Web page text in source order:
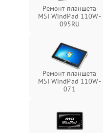
Ремонт планшета
MSI WindPad 110W-
095RU
Ремонт планшета
MSI WindPad 110W-
071